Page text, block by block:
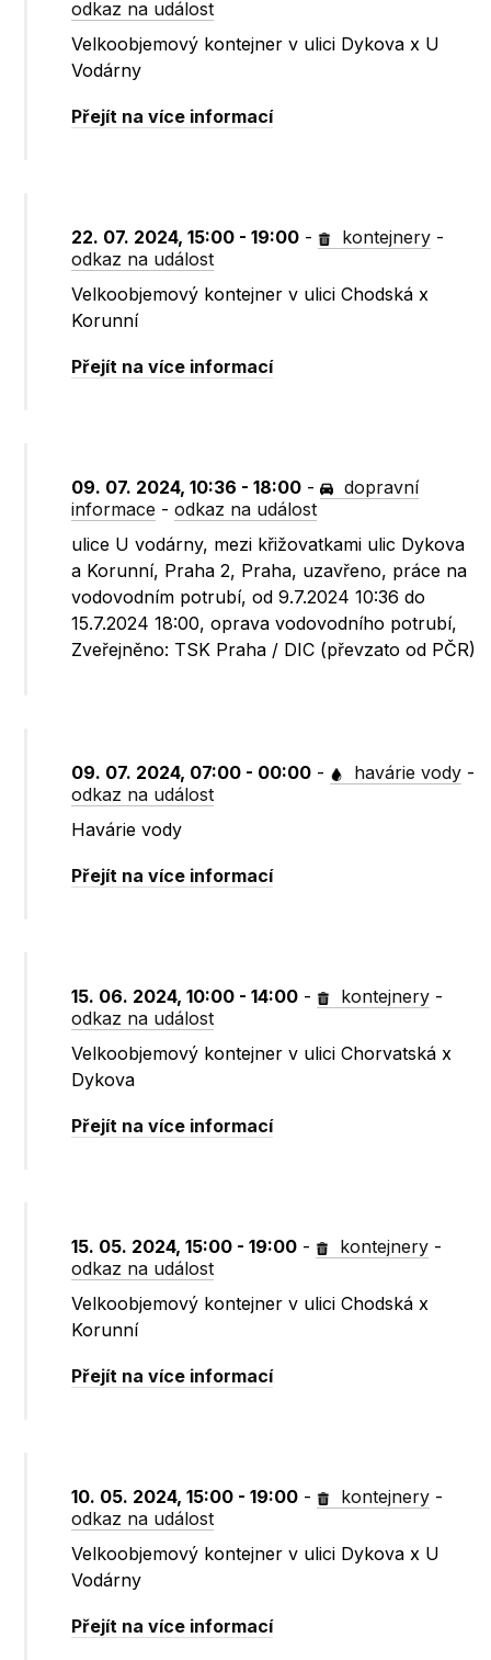
odkaz na událost
Velkoobjemový kontejner v ulici Dykova x U
Vodárny
Přejít na více informací
22. 07. 2024, 15:00 - 19:00 - kontejnery -
odkaz na událost
Velkoobjemový kontejner v ulici Chodská x
Korunní
Přejít na více informací
09. 07. 2024, 10:36 - 18:00 -
dopravní
informace -odkaz na událost
ulice U vodárny, mezi křižovatkami ulic Dykova
a Korunní, Praha 2, Praha, uzavřeno, práce na
vodovodním potrubí, od 9.7.2024 10:36 do
15.7.2024 18:00, oprava vodovodního potrubí,
Zveřejněno: TSK Praha / DIC (převzato od PČR)
09. 07. 2024, 07:00 - 00:00 - havárie vody -
odkaz na událost
Havárie vody
Přejít na více informací
15. 06. 2024, 10:00 - 14:00 - kontejnery -
odkaz na událost
Velkoobjemový kontejner v ulici Chorvatská x
Dykova
Přejít na více informací
15. 05. 2024, 15:00 - 19:00 - kontejnery -
odkaz na událost
Velkoobjemový kontejner v ulici Chodská x
Korunní
Přejít na více informací
10. 05. 2024, 15:00 - 19:00 - kontejnery -
odkaz na událost
Velkoobjemový kontejner v ulici Dykova x U
Vodárny
Přejít na více informací